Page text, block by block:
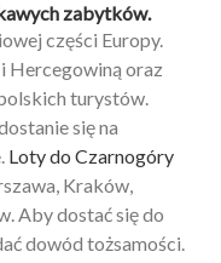
zabytków.
części Europy.
Hercegowiną oraz
turystów.
się na
Loty do Czarnogóry
Kraków,
Aby dostać się do
dowód tożsamości.